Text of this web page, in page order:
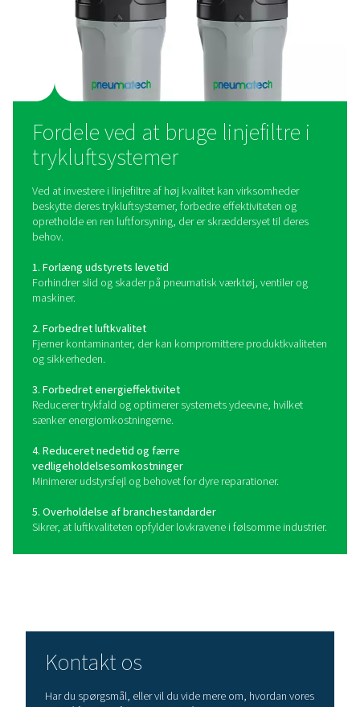
Gevindfiltre
Disse filtre, der ofte anvendes i små til mellemstore
gevindtilslutninger, der gør installationen nem, og de
effektivt partikler og fugt.
Flangefiltre
Disse kraftige filtre er designet til større luftsystemer og
høje flowhastigheder og sikre forbindelser til industrielle
Aktivt kulfilter
Disse filtre bruges til at fjerne oliedampe, lugte og
fødevarer og medicinalvarer.
Disse filtre er bygget til at modstå ekstreme tryk og giver
pålidelig luftrensning i krævende miljøer som luftfart og
højtydende produktion.
Hvordan vælger man det
ledningsfilter?
Valget af det rigtige linjefilter til dit trykluftsystem
luftforsyning – partikler, fugt, olieaerosoler eller
beskyttelse er partikel- og koalescensfiltre ideelle,